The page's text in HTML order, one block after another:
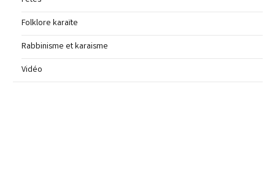
Folklore karaïte
Rabbinisme et karaisme
Vidéo